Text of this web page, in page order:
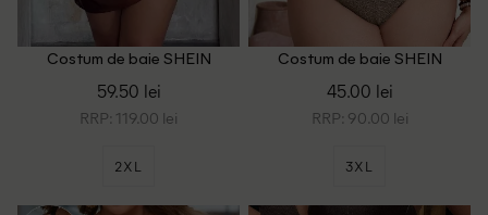
Costum de baie SHEIN
59.50 lei
RRP: 119.00 lei
2XL
Costum de baie SHEIN
45.00 lei
RRP: 90.00 lei
3XL